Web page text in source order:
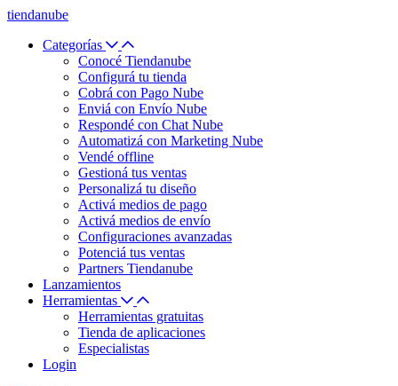
tiendanube
Categorías
Conocé Tiendanube
Configurá tu tienda
Cobrá con Pago Nube
Enviá con Envío Nube
Respondé con Chat Nube
Automatizá con Marketing Nube
Vendé offline
Gestioná tus ventas
Personalizá tu diseño
Activá medios de pago
Activá medios de envío
Configuraciones avanzadas
Potenciá tus ventas
Partners Tiendanube
Lanzamientos
Herramientas
Herramientas gratuitas
Tienda de aplicaciones
Especialistas
Login